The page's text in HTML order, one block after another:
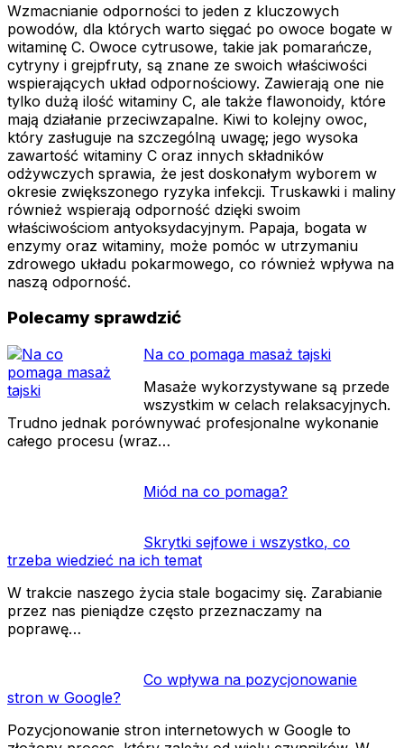
Wzmacnianie odporności to jeden z kluczowych
powodów, dla których warto sięgać po owoce bogate w
witaminę C. Owoce cytrusowe, takie jak pomarańcze,
cytryny i grejpfruty, są znane ze swoich właściwości
wspierających układ odpornościowy. Zawierają one nie
tylko dużą ilość witaminy C, ale także flawonoidy, które
mają działanie przeciwzapalne. Kiwi to kolejny owoc,
który zasługuje na szczególną uwagę; jego wysoka
zawartość witaminy C oraz innych składników
odżywczych sprawia, że jest doskonałym wyborem w
okresie zwiększonego ryzyka infekcji. Truskawki i maliny
również wspierają odporność dzięki swoim
właściwościom antyoksydacyjnym. Papaja, bogata w
enzymy oraz witaminy, może pomóc w utrzymaniu
zdrowego układu pokarmowego, co również wpływa na
naszą odporność.
Polecamy sprawdzić
Na co pomaga masaż tajski
Masaże wykorzystywane są przede
wszystkim w celach relaksacyjnych.
Trudno jednak porównywać profesjonalne wykonanie
całego procesu (wraz…
Miód na co pomaga?
Skrytki sejfowe i wszystko, co
trzeba wiedzieć na ich temat
W trakcie naszego życia stale bogacimy się. Zarabianie
przez nas pieniądze często przeznaczamy na
poprawę…
Co wpływa na pozycjonowanie
stron w Google?
Pozycjonowanie stron internetowych w Google to